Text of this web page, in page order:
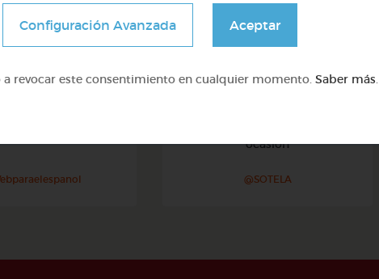
ocasión
@SOTELA
Configuración Avanzada Aceptar
a revocar este consentimiento en cualquier momento. Saber más.